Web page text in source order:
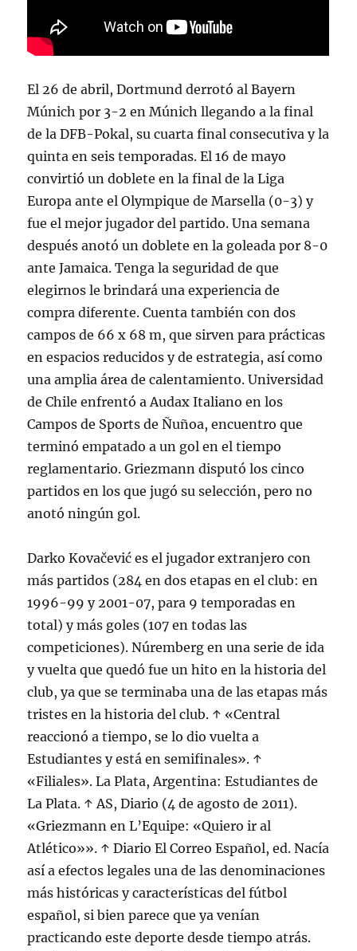
El 26 de abril, Dortmund derrotó al Bayern
Múnich por 3-2 en Múnich llegando a la final
de la DFB-Pokal, su cuarta final consecutiva y la
quinta en seis temporadas. El 16 de mayo
convirtió un doblete en la final de la Liga
Europa ante el Olympique de Marsella (0-3) y
fue el mejor jugador del partido. Una semana
después anotó un doblete en la goleada por 8-0
ante Jamaica. Tenga la seguridad de que
elegirnos le brindará una experiencia de
compra diferente. Cuenta también con dos
campos de 66 x 68 m, que sirven para prácticas
en espacios reducidos y de estrategia, así como
una amplia área de calentamiento. Universidad
de Chile enfrentó a Audax Italiano en los
Campos de Sports de Ñuñoa, encuentro que
terminó empatado a un gol en el tiempo
reglamentario. Griezmann disputó los cinco
partidos en los que jugó su selección, pero no
anotó ningún gol.
Darko Kovačević es el jugador extranjero con
más partidos (284 en dos etapas en el club: en
1996-99 y 2001-07, para 9 temporadas en
total) y más goles (107 en todas las
competiciones). Núremberg en una serie de ida
y vuelta que quedó fue un hito en la historia del
club, ya que se terminaba una de las etapas más
tristes en la historia del club. ↑ «Central
reaccionó a tiempo, se lo dio vuelta a
Estudiantes y está en semifinales». ↑
«Filiales». La Plata, Argentina: Estudiantes de
La Plata. ↑ AS, Diario (4 de agosto de 2011).
«Griezmann en L’Equipe: «Quiero ir al
Atlético»». ↑ Diario El Correo Español, ed. Nacía
así a efectos legales una de las denominaciones
más históricas y características del fútbol
español, si bien parece que ya venían
practicando este deporte desde tiempo atrás.